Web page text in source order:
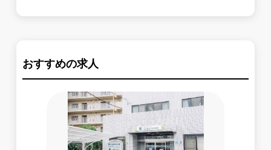
おすすめの求人